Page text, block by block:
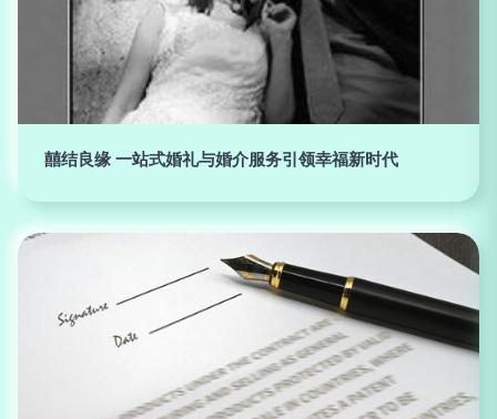
囍结良缘 一站式婚礼与婚介服务引领幸福新时代